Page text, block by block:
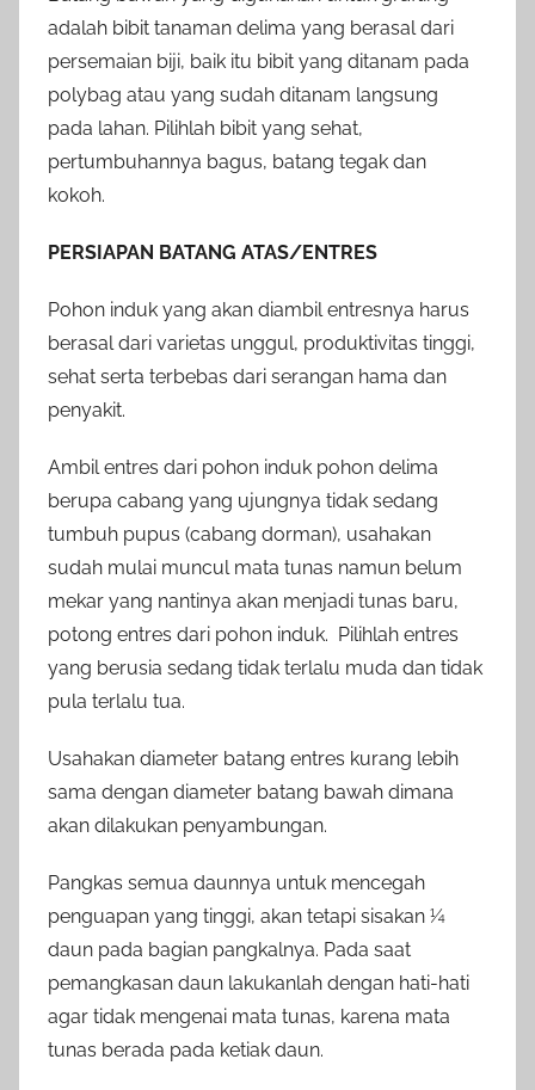
adalah bibit tanaman delima yang berasal dari
persemaian biji, baik itu bibit yang ditanam pada
polybag atau yang sudah ditanam langsung
pada lahan. Pilihlah bibit yang sehat,
pertumbuhannya bagus, batang tegak dan
kokoh.
PERSIAPAN BATANG ATAS/ENTRES
Pohon induk yang akan diambil entresnya harus
berasal dari varietas unggul, produktivitas tinggi,
sehat serta terbebas dari serangan hama dan
penyakit.
Ambil entres dari pohon induk pohon delima
berupa cabang yang ujungnya tidak sedang
tumbuh pupus (cabang dorman), usahakan
sudah mulai muncul mata tunas namun belum
mekar yang nantinya akan menjadi tunas baru,
potong entres dari pohon induk. Pilihlah entres
yang berusia sedang tidak terlalu muda dan tidak
pula terlalu tua.
Usahakan diameter batang entres kurang lebih
sama dengan diameter batang bawah dimana
akan dilakukan penyambungan.
Pangkas semua daunnya untuk mencegah
penguapan yang tinggi, akan tetapi sisakan ¼
daun pada bagian pangkalnya. Pada saat
pemangkasan daun lakukanlah dengan hati-hati
agar tidak mengenai mata tunas, karena mata
tunas berada pada ketiak daun.